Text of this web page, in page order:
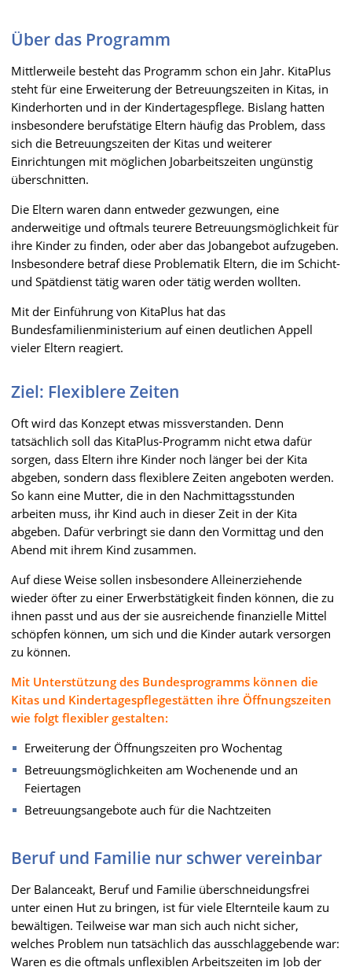
Über das Programm
Mittlerweile besteht das Programm schon ein Jahr. KitaPlus
steht für eine Erweiterung der Betreuungszeiten in Kitas, in
Kinderhorten und in der Kindertagespflege. Bislang hatten
insbesondere berufstätige Eltern häufig das Problem, dass
sich die Betreuungszeiten der Kitas und weiterer
Einrichtungen mit möglichen Jobarbeitszeiten ungünstig
überschnitten.
Die Eltern waren dann entweder gezwungen, eine
anderweitige und oftmals teurere Betreuungsmöglichkeit für
ihre Kinder zu finden, oder aber das Jobangebot aufzugeben.
Insbesondere betraf diese Problematik Eltern, die im Schicht-
und Spätdienst tätig waren oder tätig werden wollten.
Mit der Einführung von KitaPlus hat das
Bundesfamilienministerium auf einen deutlichen Appell
vieler Eltern reagiert.
Ziel: Flexiblere Zeiten
Oft wird das Konzept etwas missverstanden. Denn
tatsächlich soll das KitaPlus-Programm nicht etwa dafür
sorgen, dass Eltern ihre Kinder noch länger bei der Kita
abgeben, sondern dass flexiblere Zeiten angeboten werden.
So kann eine Mutter, die in den Nachmittagsstunden
arbeiten muss, ihr Kind auch in dieser Zeit in der Kita
abgeben. Dafür verbringt sie dann den Vormittag und den
Abend mit ihrem Kind zusammen.
Auf diese Weise sollen insbesondere Alleinerziehende
wieder öfter zu einer Erwerbstätigkeit finden können, die zu
ihnen passt und aus der sie ausreichende finanzielle Mittel
schöpfen können, um sich und die Kinder autark versorgen
zu können.
Mit Unterstützung des Bundesprogramms können die
Kitas und Kindertagespflegestätten ihre Öffnungszeiten
wie folgt flexibler gestalten:
Erweiterung der Öffnungszeiten pro Wochentag
Betreuungsmöglichkeiten am Wochenende und an
Feiertagen
Betreuungsangebote auch für die Nachtzeiten
Beruf und Familie nur schwer vereinbar
Der Balanceakt, Beruf und Familie überschneidungsfrei
unter einen Hut zu bringen, ist für viele Elternteile kaum zu
bewältigen. Teilweise war man sich auch nicht sicher,
welches Problem nun tatsächlich das ausschlaggebende war:
Waren es die oftmals unflexiblen Arbeitszeiten im Job der